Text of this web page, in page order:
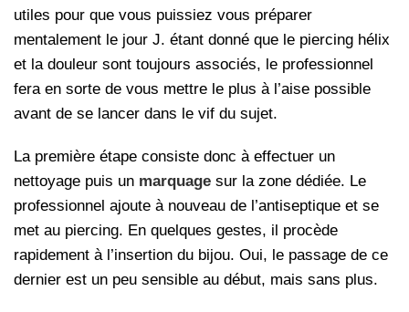
utiles pour que vous puissiez vous préparer
mentalement le jour J. étant donné que le piercing hélix
et la douleur sont toujours associés, le professionnel
fera en sorte de vous mettre le plus à l’aise possible
avant de se lancer dans le vif du sujet.
La première étape consiste donc à effectuer un
nettoyage puis un marquage sur la zone dédiée. Le
professionnel ajoute à nouveau de l’antiseptique et se
met au piercing. En quelques gestes, il procède
rapidement à l’insertion du bijou. Oui, le passage de ce
dernier est un peu sensible au début, mais sans plus.